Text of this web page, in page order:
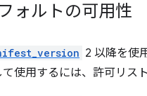
ォルトの可用性
2 以降を使
て使用するには、許可リス